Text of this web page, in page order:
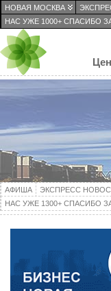
НОВАЯ МОСКВА
НАС УЖЕ 1000+ СПАСИБО
АФИША ЭКСПРЕСС
НАС УЖЕ 1300+ СПАСИБО